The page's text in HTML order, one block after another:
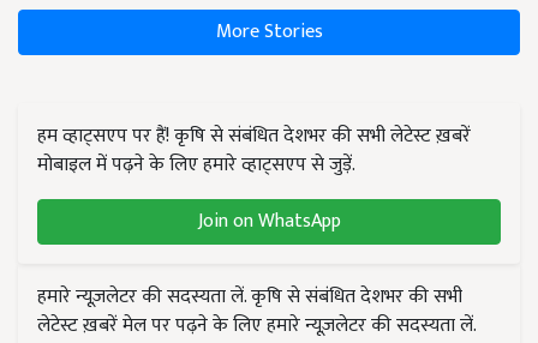
More Stories
हम व्हाट्सएप पर हैं! कृषि से संबंधित देशभर की सभी लेटेस्ट ख़बरें
मोबाइल में पढ़ने के लिए हमारे व्हाट्सएप से जुड़ें.
Join on WhatsApp
हमारे न्यूज़लेटर की सदस्यता लें. कृषि से संबंधित देशभर की सभी
लेटेस्ट ख़बरें मेल पर पढ़ने के लिए हमारे न्यूज़लेटर की सदस्यता लें.